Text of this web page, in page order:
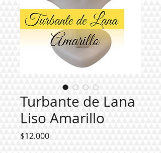
Turbante de Lana
Liso Amarillo
$12.000Precio